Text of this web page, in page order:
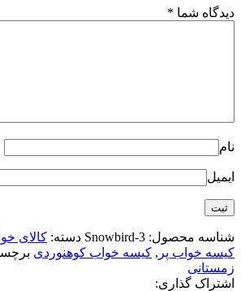
دیدگاه شما *
نام
ایمیل
شناسه محصول: Snowbird-3 دسته: کالای
کیسه خواب پر , کیسه خواب کوهنوردی
زمستانی
اشتراک گذاری: